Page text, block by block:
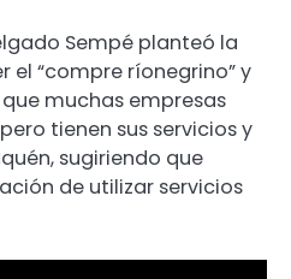
Sempé planteó la
el “compre ríonegrino” y
muchas empresas
tienen sus servicios y
sugiriendo que
de utilizar servicios